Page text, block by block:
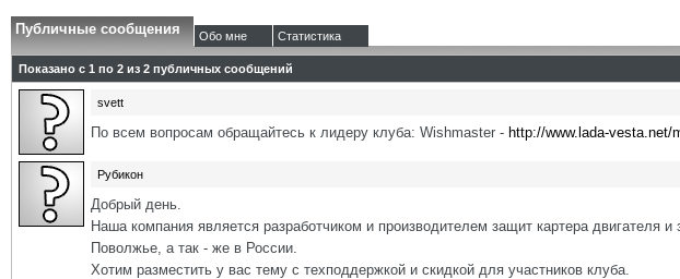
Публичные сообщения Обо мне Статистика
Показано с 1 по 2 из 2 публичных сообщений
svett
По всем вопросам обращайтесь к лидеру клуба: Wishmaster - http://www.lada-vesta.net/
Рубикон
Добрый день.
Наша компания является разработчиком и производителем защит картера двигателя
Поволжье, а так - же в России.
Хотим разместить у вас тему с техподдержкой и скидкой для участников клуба.